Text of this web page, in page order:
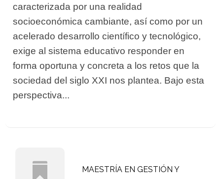
caracterizada por una realidad
socioeconómica cambiante, así como por un
acelerado desarrollo científico y tecnológico,
exige al sistema educativo responder en
forma oportuna y concreta a los retos que la
sociedad del siglo XXI nos plantea. Bajo esta
perspectiva...
MAESTRÍA EN GESTIÓN Y